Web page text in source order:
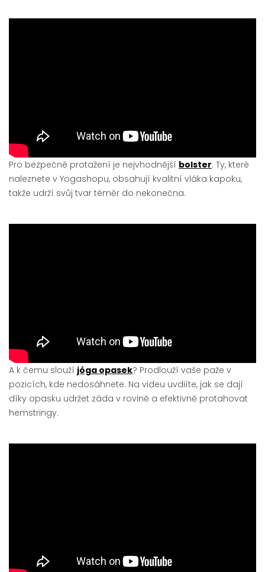
Pro bezpečné protažení je nejvhodnější bolster. Ty, které
naleznete v Yogashopu, obsahují kvalitní vláka kapoku,
takže udrží svůj tvar téměr do nekonečna.
A k čemu slouží jóga opasek? Prodlouží vaše paže v
pozicích, kde nedosáhnete. Na videu uvdiíte, jak se dají
díky opasku udržet záda v rovině a efektivně protahovat
hemstringy.